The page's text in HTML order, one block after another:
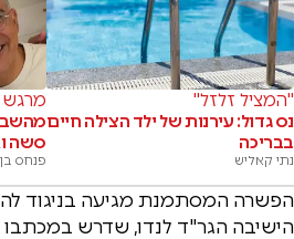
"המציל זלזל"
נס גדול: עירנות של ילד הצילה חיים
בבריכה
נתי קאליש
מרגש
סשה
פנחס בן
הפשרה המסתמנת מגיעה בניגוד
הישיבה הגר"ד לנדו, שדרש במכתבו